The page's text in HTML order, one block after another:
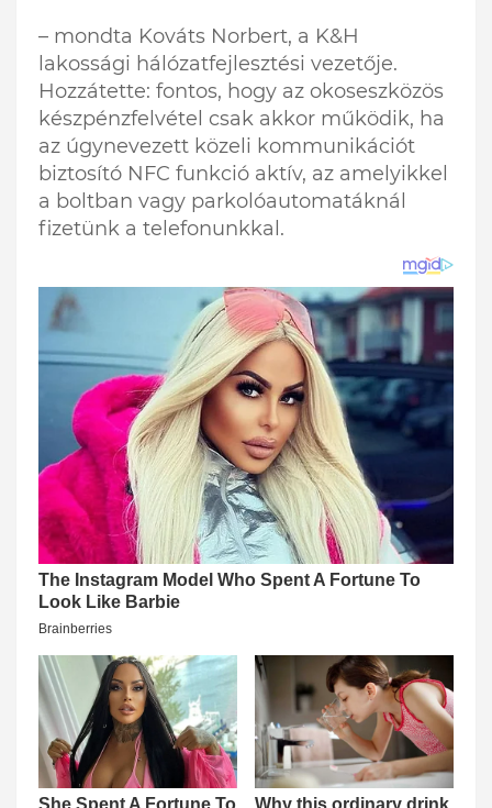
– mondta Kováts Norbert, a K&H
lakossági hálózatfejlesztési vezetője.
Hozzátette: fontos, hogy az okoseszközös
készpénzfelvétel csak akkor működik, ha
az úgynevezett közeli kommunikációt
biztosító NFC funkció aktív, az amelyikkel
a boltban vagy parkolóautomatáknál
fizetünk a telefonunkkal.